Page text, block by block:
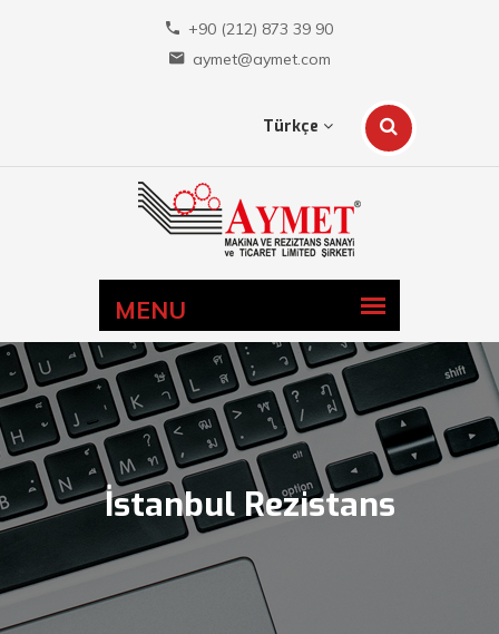
+90 (212) 873 39 90
aymet@aymet.com
Türkçe
İstanbul Rezistans